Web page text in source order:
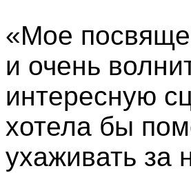
«Мое
и очень
интересную
хотела бы
ухаживать за